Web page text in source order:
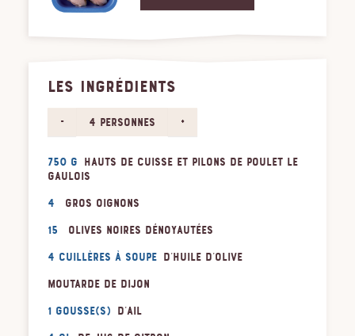
LES INGRÉDIENTS
- 4 personnes +
750 g
Hauts de cuisse et pilons de poulet Le
Gaulois
4 gros oignons
15 olives noires dénoyautées
4 cuillères à soupe d'huile d'olive
Moutarde de Dijon
1 gousse(s) d'ail